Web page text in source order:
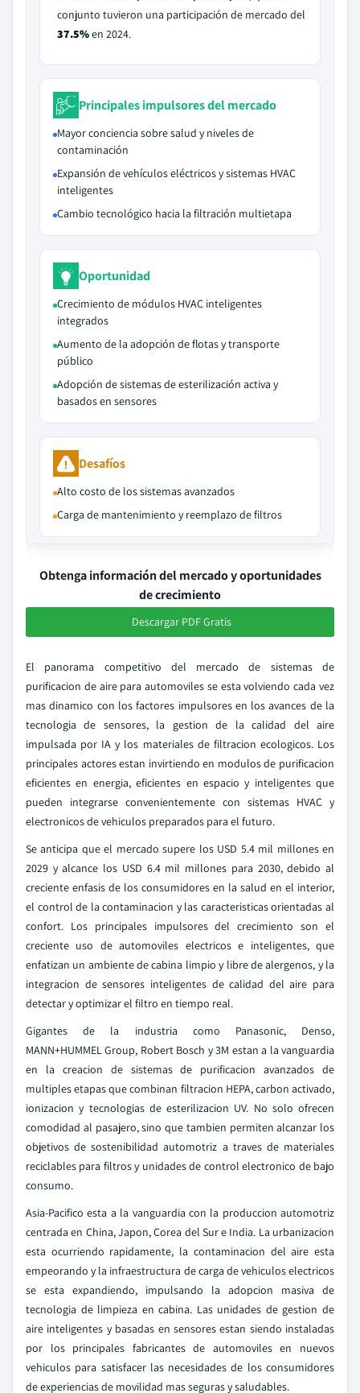
conjunto tuvieron una participación de mercado del
37.5%en 2024.
Principales impulsores del mercado
Mayor conciencia sobre salud y niveles de
contaminación
Expansión de vehículos eléctricos y sistemas HVAC
inteligentes
Cambio tecnológico hacia la filtración multietapa
Oportunidad
Crecimiento de módulos HVAC inteligentes
integrados
Aumento de la adopción de flotas y transporte
público
Adopción de sistemas de esterilización activa y
basados en sensores
Desafíos
Alto costo de los sistemas avanzados
Carga de mantenimiento y reemplazo de filtros
Obtenga información del mercado y oportunidades
de crecimiento
Descargar PDF Gratis
El panorama competitivo del mercado de sistemas de
purificacion de aire para automoviles se esta volviendo cada vez
mas dinamico con los factores impulsores en los avances de la
tecnologia de sensores, la gestion de la calidad del aire
impulsada por IA y los materiales de filtracion ecologicos. Los
principales actores estan invirtiendo en modulos de purificacion
eficientes en energia, eficientes en espacio y inteligentes que
pueden integrarse convenientemente con sistemas HVAC y
electronicos de vehiculos preparados para el futuro.
Se anticipa que el mercado supere los USD 5.4 mil millones en
2029 y alcance los USD 6.4 mil millones para 2030, debido al
creciente enfasis de los consumidores en la salud en el interior,
el control de la contaminacion y las caracteristicas orientadas al
confort. Los principales impulsores del crecimiento son el
creciente uso de automoviles electricos e inteligentes, que
enfatizan un ambiente de cabina limpio y libre de alergenos, y la
integracion de sensores inteligentes de calidad del aire para
detectar y optimizar el filtro en tiempo real.
Gigantes de la industria como Panasonic, Denso,
MANN+HUMMEL Group, Robert Bosch y 3M estan a la vanguardia
en la creacion de sistemas de purificacion avanzados de
multiples etapas que combinan filtracion HEPA, carbon activado,
ionizacion y tecnologias de esterilizacion UV. No solo ofrecen
comodidad al pasajero, sino que tambien permiten alcanzar los
objetivos de sostenibilidad automotriz a traves de materiales
reciclables para filtros y unidades de control electronico de bajo
consumo.
Asia-Pacifico esta a la vanguardia con la produccion automotriz
centrada en China, Japon, Corea del Sur e India. La urbanizacion
esta ocurriendo rapidamente, la contaminacion del aire esta
empeorando y la infraestructura de carga de vehiculos electricos
se esta expandiendo, impulsando la adopcion masiva de
tecnologia de limpieza en cabina. Las unidades de gestion de
aire inteligentes y basadas en sensores estan siendo instaladas
por los principales fabricantes de automoviles en nuevos
vehiculos para satisfacer las necesidades de los consumidores
de experiencias de movilidad mas seguras y saludables.